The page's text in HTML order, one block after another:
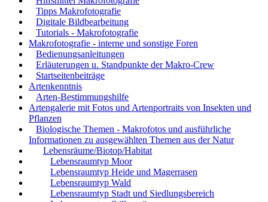
Tipps Makrofotografie
Digitale Bildbearbeitung
Tutorials - Makrofotografie
Makrofotografie - interne und sonstige Foren
Bedienungsanleitungen
Erläuterungen u. Standpunkte der Makro-Crew
Startseitenbeiträge
Artenkenntnis
Arten-Bestimmungshilfe
Artengalerie mit Fotos und Artenportraits von Insekten und
Pflanzen
Biologische Themen - Makrofotos und ausführliche
Informationen zu ausgewählten Themen aus der Natur
Lebensräume/Biotop/Habitat
Lebensraumtyp Moor
Lebensraumtyp Heide und Magerrasen
Lebensraumtyp Wald
Lebensraumtyp Stadt und Siedlungsbereich